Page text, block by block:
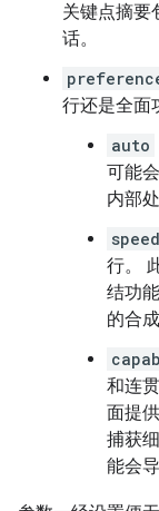
关键点摘要
话。
行还是全面
auto
可能
内部处
speed
行。
结功
的合
和连
面提
捕获
能会